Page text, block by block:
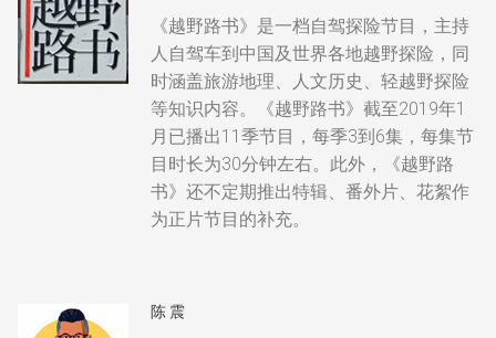
《越野路书》是一档自驾探险节目，主持
人自驾车到中国及世界各地越野探险，同
时涵盖旅游地理、人文历史、轻越野探险
等知识内容。《越野路书》截至2019年1
月已播出11季节目，每季3到6集，每集节
目时长为30分钟左右。此外，《越野路
书》还不定期推出特辑、番外片、花絮作
为正片节目的补充。
陈震